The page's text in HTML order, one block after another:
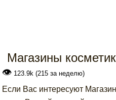
Магазины
👁 123.9k (215 за неделю)
Если Вас интересуют